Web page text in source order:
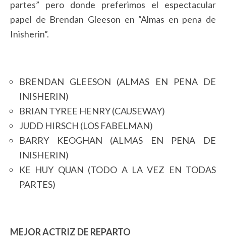
partes” pero donde preferimos el espectacular
papel de Brendan Gleeson en “Almas en pena de
Inisherin”.
BRENDAN GLEESON (ALMAS EN PENA DE
INISHERIN)
BRIAN TYREE HENRY (CAUSEWAY)
JUDD HIRSCH (LOS FABELMAN)
BARRY KEOGHAN (ALMAS EN PENA DE
INISHERIN)
KE HUY QUAN (TODO A LA VEZ EN TODAS
PARTES)
MEJOR ACTRIZ DE REPARTO